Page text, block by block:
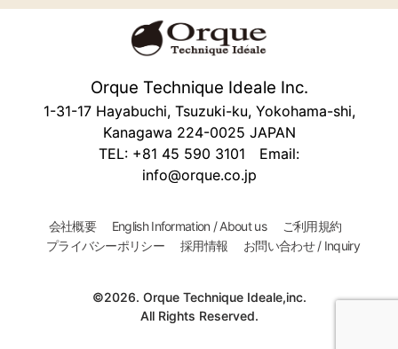
Orque Technique Ideale Inc.
1-31-17 Hayabuchi, Tsuzuki-ku, Yokohama-shi,
Kanagawa 224-0025 JAPAN
TEL: +81 45 590 3101 Email:
info@orque.co.jp
会社概要 English Information / About us
ご利用規約
プライバシーポリシー
採用情報 お問い合わせ / Inquiry
©2026. Orque Technique Ideale,inc.
All Rights Reserved.